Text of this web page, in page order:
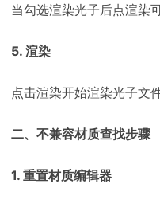
当勾选渲染光子后点渲染
5. 渲染
点击渲染开始渲染光子文件
二、不兼容材质查找步骤
1. 重置材质编辑器